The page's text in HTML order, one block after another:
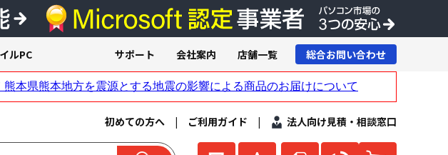
初めての方へ | ご利用ガイド | 法人向け見積・相談窓口
ルPC サポート 会社案内 店舗一覧 総合お問い合わせ